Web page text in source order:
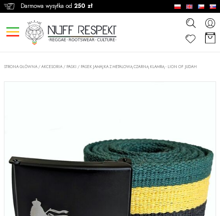
Darmowa wysyłka od 250 zł
STRONA GŁÓWNA /AKCESORIA / PASKI / PASEK JAMAJKA Z METALOWĄ CZARNĄ KLAMRĄ - LION OF JUDAH